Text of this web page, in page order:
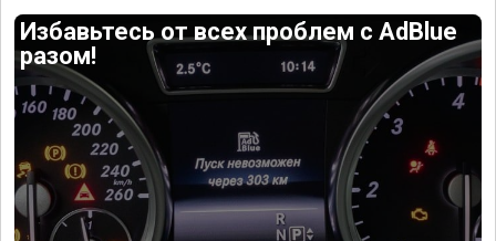
Избавьтесь от всех проблем с AdBlue
разом!